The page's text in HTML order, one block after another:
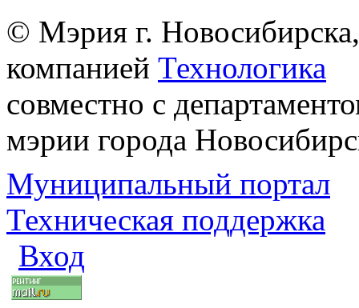
© Мэрия г.
компанией Технологика
совместно с
мэрии города
Муниципальный портал
Техническая поддержка
Вход